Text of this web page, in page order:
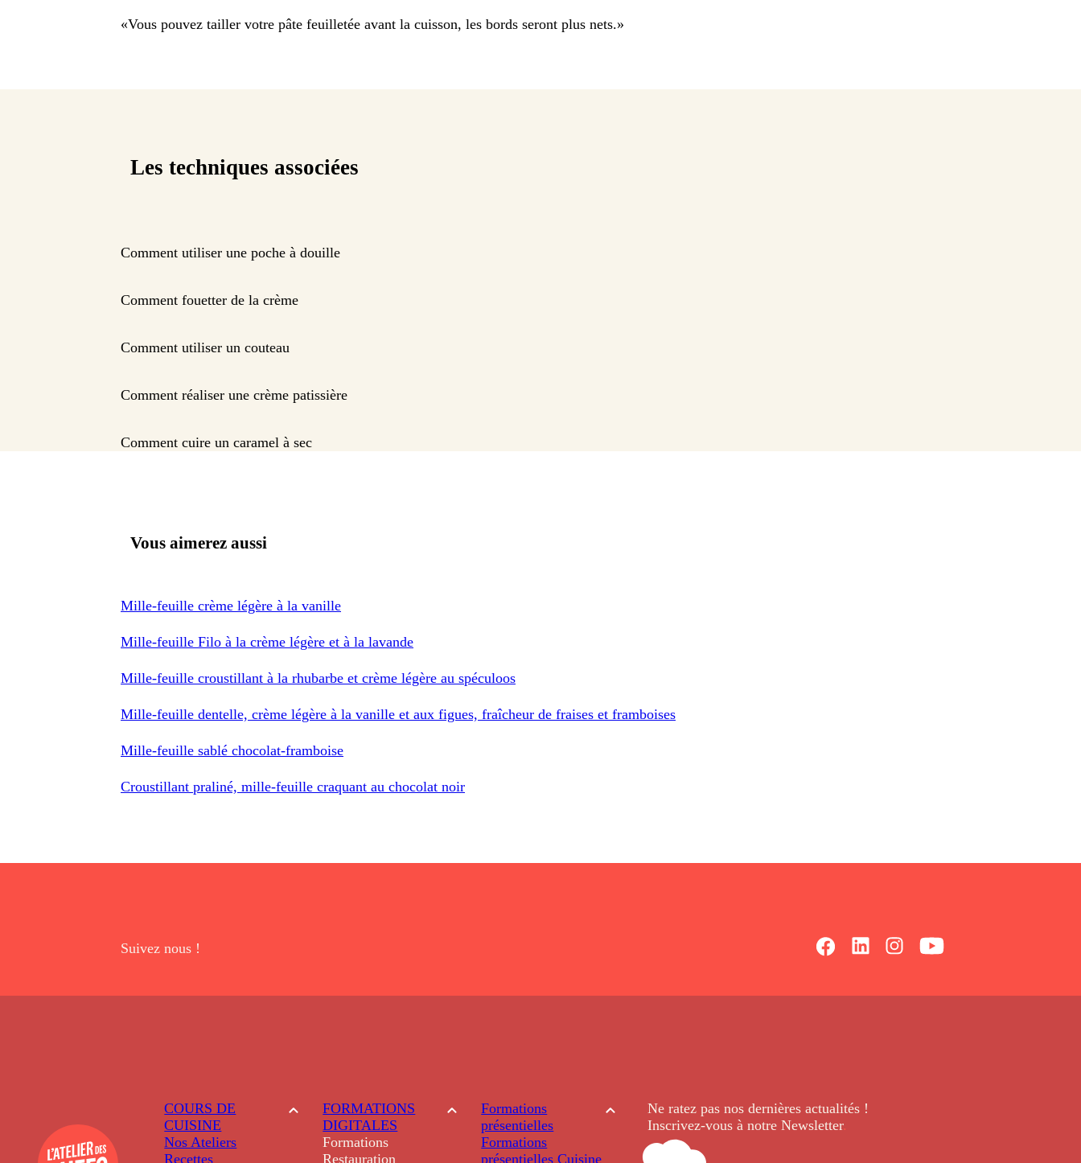
«Vous pouvez tailler votre pâte feuilletée avant la cuisson, les bords seront plus nets.»
Les techniques associées
Comment utiliser une poche à douille
Comment fouetter de la crème
Comment utiliser un couteau
Comment réaliser une crème patissière
Comment cuire un caramel à sec
Vous aimerez aussi
Mille-feuille crème légère à la vanille
Mille-feuille Filo à la crème légère et à la lavande
Mille-feuille croustillant à la rhubarbe et crème légère au spéculoos
Mille-feuille dentelle, crème légère à la vanille et aux figues, fraîcheur de fraises et framboises
Mille-feuille sablé chocolat-framboise
Croustillant praliné, mille-feuille craquant au chocolat noir
Suivez nous !
COURS DE
CUISINE
Nos Ateliers
Recettes
FORMATIONS
DIGITALES
Formations
Restauration
Formations
présentielles
Formations
présentielles Cuisine
Ne ratez pas nos dernièresactualités !
Inscrivez-vous à notre Newsletter.